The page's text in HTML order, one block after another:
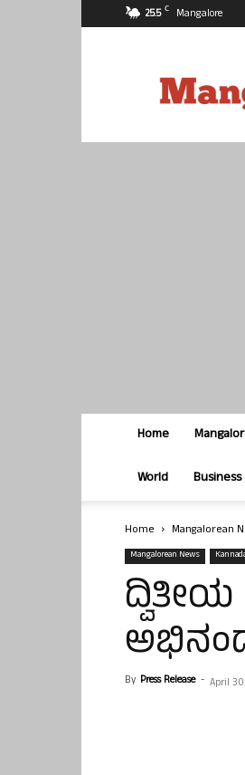
25.5 C Mangalore
Home
World Business
Home Mangalorean
Mangalorean News
By Press Release - April